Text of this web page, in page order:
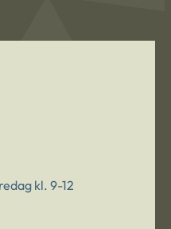
kl. 9-12